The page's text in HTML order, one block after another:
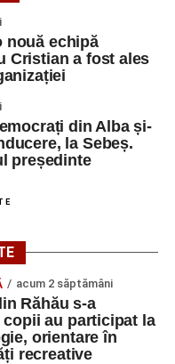
nouă echipă
Cristian a fost ales
din Alba și-
la Sebeș.
președinte
acum 2 săptămâni
Răhău s-a
au participat la
orientare în
recreative